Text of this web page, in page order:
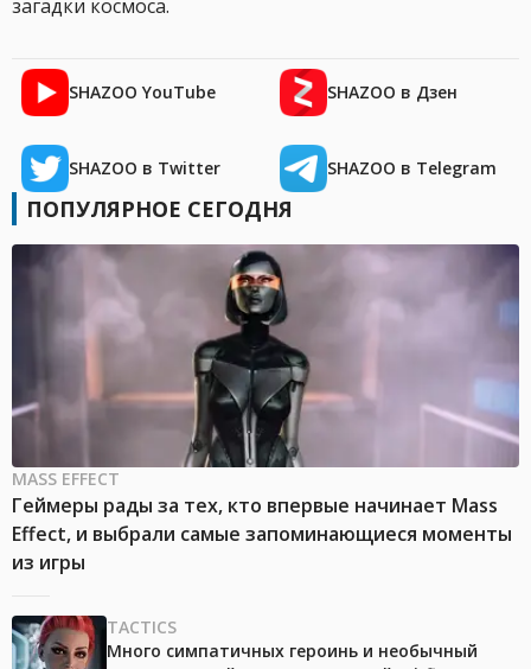
загадки космоса.
SHAZOO YouTube SHAZOO в Дзен
SHAZOO в Twitter SHAZOO в Telegram
ПОПУЛЯРНОЕ СЕГОДНЯ
MASS EFFECT
Геймеры рады за тех, кто впервые начинает Mass
Effect, и выбрали самые запоминающиеся моменты
из игры
TACTICS
Много симпатичных героинь и необычный